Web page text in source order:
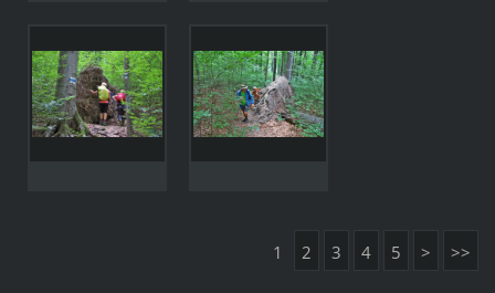
1 2 3 4 5 > >>